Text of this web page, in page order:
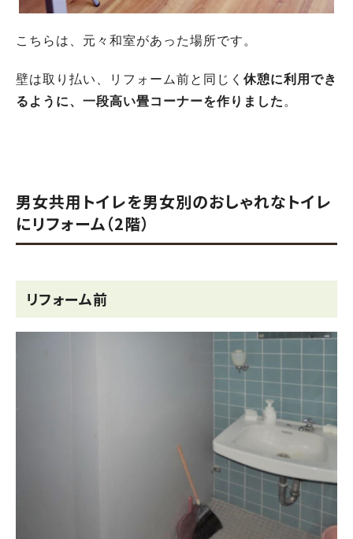
こちらは、元々和室があった場所です。
壁は取り払い、リフォーム前と同じく 休憩に利用でき
るように、一段高い畳コーナーを作りました 。
男女共用トイレを男女別のおしゃれなトイレ
にリフォーム（2階）
リフォーム前